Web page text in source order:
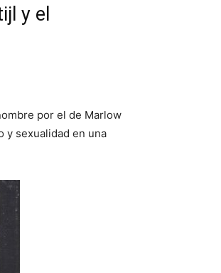
y el
por el de Marlow
y sexualidad en una